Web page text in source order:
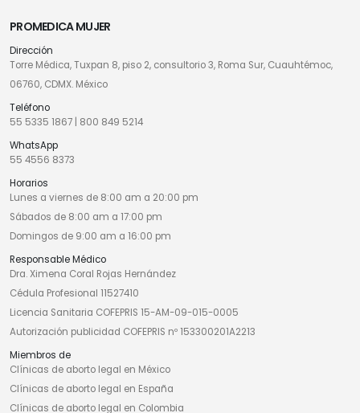
PROMEDICA MUJER
Dirección
Torre Médica, Tuxpan 8, piso 2, consultorio 3, Roma Sur, Cuauhtémoc,
06760, CDMX. México
Teléfono
55 5335 1867 | 800 849 5214
WhatsApp
55 4556 8373
Horarios
Lunes a viernes de 8:00 am a 20:00 pm
Sábados de 8:00 am a 17:00 pm
Domingos de 9:00 am a 16:00 pm
Responsable Médico
Dra. Ximena Coral Rojas Hernández
Cédula Profesional 11527410
Licencia Sanitaria COFEPRIS 15-AM-09-015-0005
Autorización publicidad COFEPRIS nº 153300201A2213
Miembros de
Clínicas de aborto legal en México
Clínicas de aborto legal en España
Clínicas de aborto legal en Colombia